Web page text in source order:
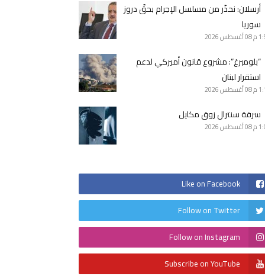
أرسلان: نحذّر من مسلسل الإجرام بحقّ دروز
سوريا
م 08 أغسطس 2026
“بلومبرغ”: مشروع قانون أميركي لدعم
استقرار لبنان
م 08 أغسطس 2026
سرقة سنترال زوق مكايل
م 08 أغسطس 2026
Like on Facebook
Follow on Twitter
Follow on Instagram
Subscribe on YouTube